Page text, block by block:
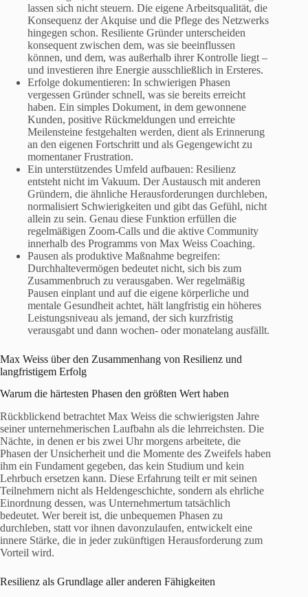
lassen sich nicht steuern. Die eigene Arbeitsqualität, die
Konsequenz der Akquise und die Pflege des Netzwerks
hingegen schon. Resiliente Gründer unterscheiden
konsequent zwischen dem, was sie beeinflussen
können, und dem, was außerhalb ihrer Kontrolle liegt –
und investieren ihre Energie ausschließlich in Ersteres.
Erfolge dokumentieren: In schwierigen Phasen
vergessen Gründer schnell, was sie bereits erreicht
haben. Ein simples Dokument, in dem gewonnene
Kunden, positive Rückmeldungen und erreichte
Meilensteine festgehalten werden, dient als Erinnerung
an den eigenen Fortschritt und als Gegengewicht zu
momentaner Frustration.
Ein unterstützendes Umfeld aufbauen: Resilienz
entsteht nicht im Vakuum. Der Austausch mit anderen
Gründern, die ähnliche Herausforderungen durchleben,
normalisiert Schwierigkeiten und gibt das Gefühl, nicht
allein zu sein. Genau diese Funktion erfüllen die
regelmäßigen Zoom-Calls und die aktive Community
innerhalb des Programms von Max Weiss Coaching.
Pausen als produktive Maßnahme begreifen:
Durchhaltevermögen bedeutet nicht, sich bis zum
Zusammenbruch zu verausgaben. Wer regelmäßig
Pausen einplant und auf die eigene körperliche und
mentale Gesundheit achtet, hält langfristig ein höheres
Leistungsniveau als jemand, der sich kurzfristig
verausgabt und dann wochen- oder monatelang ausfällt.
Max Weiss über den Zusammenhang von Resilienz und
langfristigem Erfolg
Warum die härtesten Phasen den größten Wert haben
Rückblickend betrachtet Max Weiss die schwierigsten Jahre
seiner unternehmerischen Laufbahn als die lehrreichsten. Die
Nächte, in denen er bis zwei Uhr morgens arbeitete, die
Phasen der Unsicherheit und die Momente des Zweifels haben
ihm ein Fundament gegeben, das kein Studium und kein
Lehrbuch ersetzen kann. Diese Erfahrung teilt er mit seinen
Teilnehmern nicht als Heldengeschichte, sondern als ehrliche
Einordnung dessen, was Unternehmertum tatsächlich
bedeutet. Wer bereit ist, die unbequemen Phasen zu
durchleben, statt vor ihnen davonzulaufen, entwickelt eine
innere Stärke, die in jeder zukünftigen Herausforderung zum
Vorteil wird.
Resilienz als Grundlage aller anderen Fähigkeiten